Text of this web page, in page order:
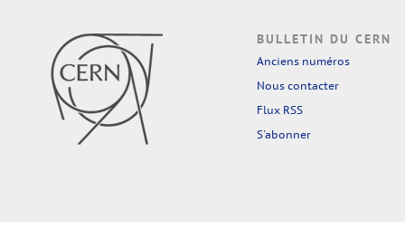
BULLETIN DU CERN
Anciens numéros
Nous contacter
Flux RSS
S'abonner